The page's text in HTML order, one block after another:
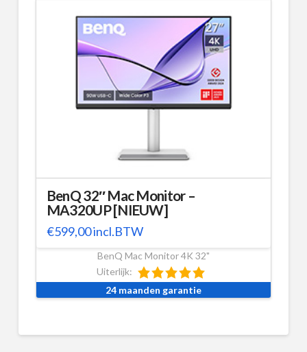
BenQ 32″ Mac Monitor –
MA320UP [NIEUW]
€599,00incl.BTW
BenQ Mac Monitor 4K 32"
Uiterlijk:
24 maanden garantie